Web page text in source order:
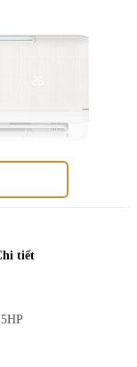
Electrolux
tiết